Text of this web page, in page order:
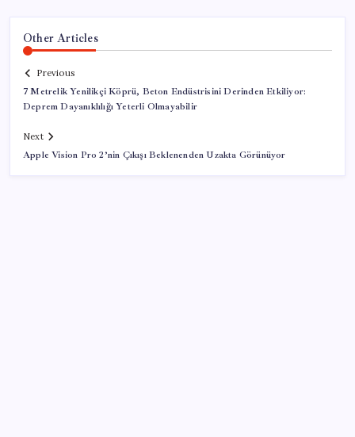
Other Articles
Previous
7 Metrelik Yenilikçi Köprü, Beton Endüstrisini Derinden Etkiliyor:
Deprem Dayanıklılığı Yeterli Olmayabilir
Next
Apple Vision Pro 2’nin Çıkışı Beklenenden Uzakta Görünüyor